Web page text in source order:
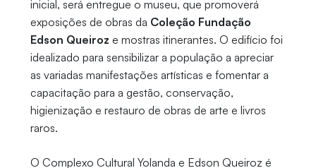
inicial, será entregue o museu, que promoverá
exposições de obras da Coleção Fundação
Edson Queiroz e mostras itinerantes. O edifício foi
idealizado para sensibilizar a população a apreciar
as variadas manifestações artísticas e fomentar a
capacitação para a gestão, conservação,
higienização e restauro de obras de arte e livros
raros.
O Complexo Cultural Yolanda e Edson Queiroz é